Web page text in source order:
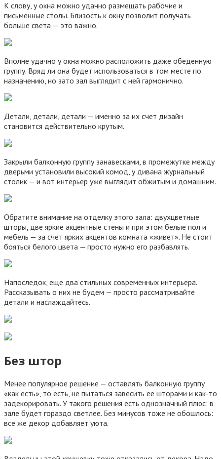
К слову, у окна можно удачно размещать рабочие и
письменные столы. Близость к окну позволит получать
больше света — это важно.
Вполне удачно у окна можно расположить даже обеденную
группу. Вряд ли она будет использоваться в том месте по
назначению, но зато зал выглядит с ней гармонично.
Детали, детали, детали — именно за их счет дизайн
становится действительно крутым.
Закрыли балконную группу занавесками, в промежутке между
дверьми установили высокий комод, у дивана журнальный
столик — и вот интерьер уже выглядит обжитым и домашним.
Обратите внимание на отделку этого зала: двухцветные
шторы, две яркие акцентные стены и при этом белые пол и
мебель — за счет ярких акцентов комната «живет». Не стоит
бояться белого цвета — просто нужно его разбавлять.
Напоследок, еще два стильных современных интерьера.
Рассказывать о них не будем — просто рассматривайте
детали и наслаждайтесь.
Без штор
Менее популярное решение — оставлять балконную группу
«как есть», то есть, не пытаться завесить ее шторами и как-то
задекорировать. У такого решения есть однозначный плюс: в
зале будет гораздо светлее. Без минусов тоже не обошлось:
все же декор добавляет уюта.